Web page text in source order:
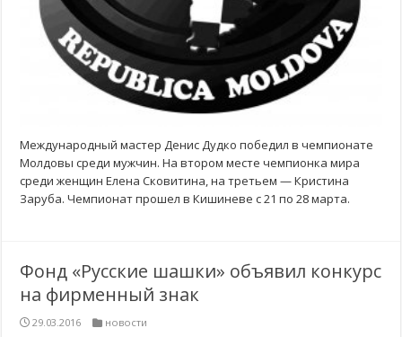
Международный мастер Денис Дудко победил в чемпионате
Молдовы среди мужчин. На втором месте чемпионка мира
среди женщин Елена Сковитина, на третьем — Кристина
Заруба. Чемпионат прошел в Кишиневе с 21 по 28 марта.
Фонд «Русские шашки» объявил конкурс
на фирменный знак
29.03.2016 новости